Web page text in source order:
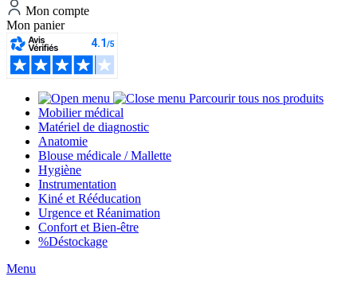
Mon compte
Mon panier
Parcourir tous nos produits
Mobilier médical
Matériel de diagnostic
Anatomie
Blouse médicale / Mallette
Hygiène
Instrumentation
Kiné et Rééducation
Urgence et Réanimation
Confort et Bien-être
%Déstockage
Menu